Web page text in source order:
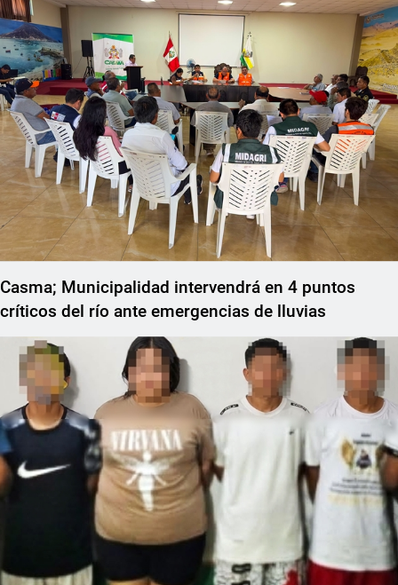
Casma; Municipalidad intervendrá en 4 puntos
críticos del río ante emergencias de lluvias